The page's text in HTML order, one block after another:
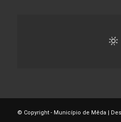
© Copyright - Município de Mêda |